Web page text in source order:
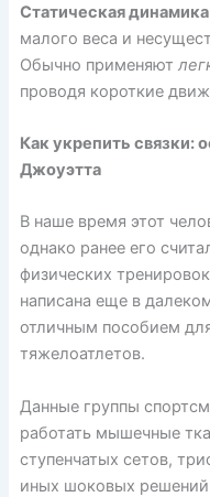
Статическая динамика
малого веса и
Обычно применяют
проводя короткие
Как укрепить
Джоуэтта
В наше время этот
однако ранее его
физических
написана еще в
отличным пособием
тяжелоатлетов.
Данные группы
работать мышечные
ступенчатых сетов,
иных шоковых